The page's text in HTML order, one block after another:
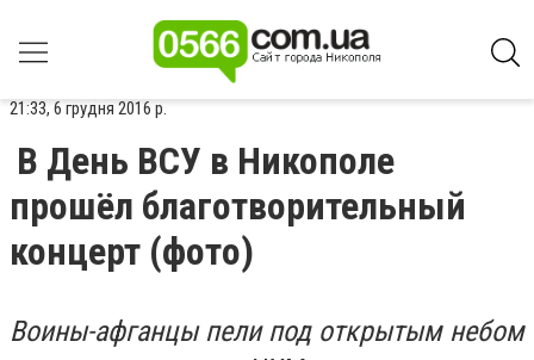
21:33, 6 грудня 2016 р.
В День ВСУ в Никополе
прошёл благотворительный
концерт (фото)
Воины-афганцы пели под открытым небом